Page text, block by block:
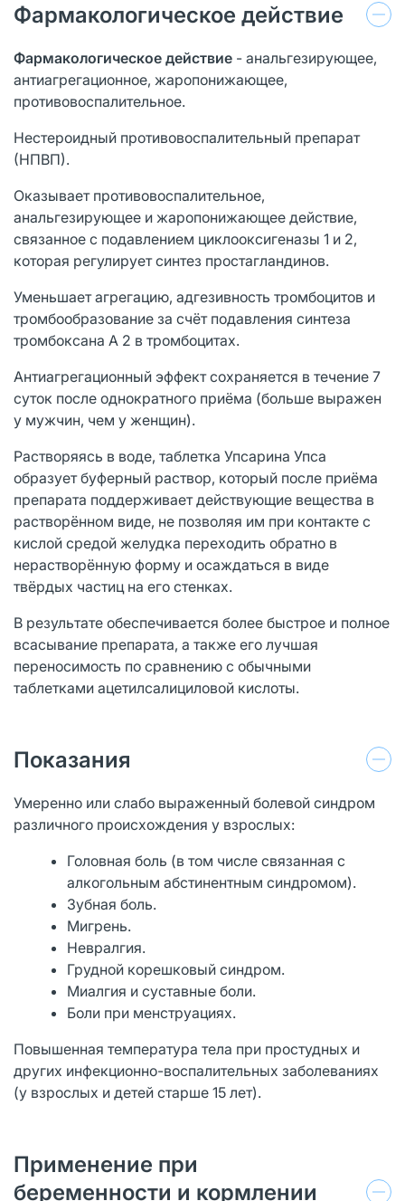
Фармакологическое действие
Фармакологическое действие - анальгезирующее,
антиагрегационное, жаропонижающее,
противовоспалительное.
Нестероидный противовоспалительный препарат
(НПВП).
Оказывает противовоспалительное,
анальгезирующее и жаропонижающее действие,
связанное с подавлением циклооксигеназы 1 и 2,
которая регулирует синтез простагландинов.
Уменьшает агрегацию, адгезивность тромбоцитов и
тромбообразование за счёт подавления синтеза
тромбоксана А 2 в тромбоцитах.
Антиагрегационный эффект сохраняется в течение 7
суток после однократного приёма (больше выражен
у мужчин, чем у женщин).
Растворяясь в воде, таблетка Упсарина Упса
образует буферный раствор, который после приёма
препарата поддерживает действующие вещества в
растворённом виде, не позволяя им при контакте с
кислой средой желудка переходить обратно в
нерастворённую форму и осаждаться в виде
твёрдых частиц на его стенках.
В результате обеспечивается более быстрое и полное
всасывание препарата, а также его лучшая
переносимость по сравнению с обычными
таблетками ацетилсалициловой кислоты.
Показания
Умеренно или слабо выраженный болевой синдром
различного происхождения у взрослых:
Головная боль (в том числе связанная с
алкогольным абстинентным синдромом).
Зубная боль.
Мигрень.
Невралгия.
Грудной корешковый синдром.
Миалгия и суставные боли.
Боли при менструациях.
Повышенная температура тела при простудных и
других инфекционно-воспалительных заболеваниях
(у взрослых и детей старше 15 лет).
Применение при
беременности и кормлении